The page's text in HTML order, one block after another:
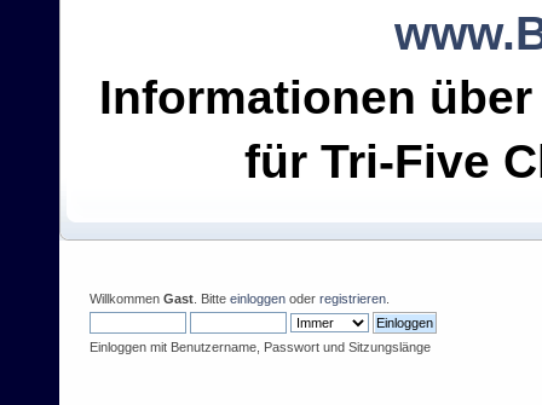
Informationen
für Tri-Five
Willkommen Gast . Bitte einloggen oder registrieren
Einloggen mit Benutzername, Passwort und Sitzungslänge